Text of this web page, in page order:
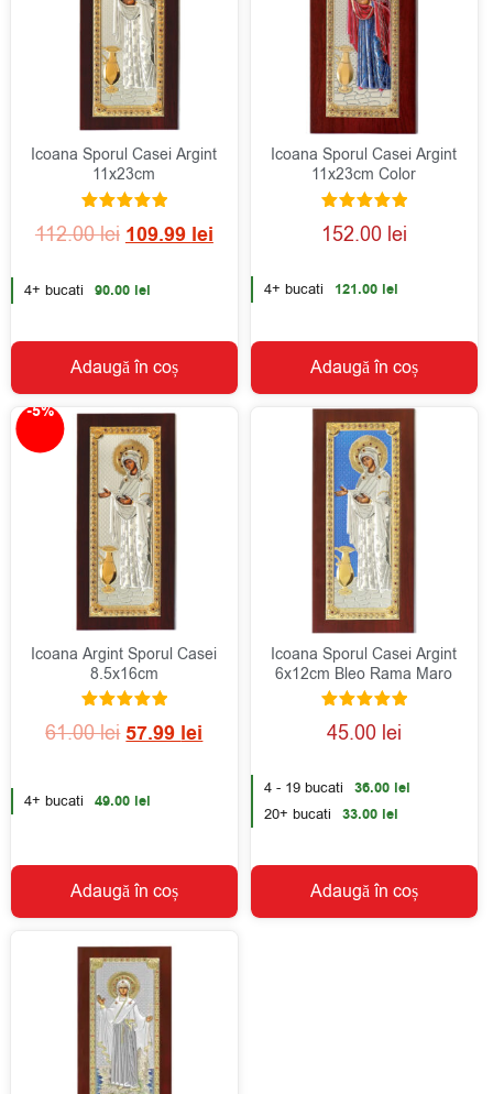
Icoana Sporul Casei Argint
11x23cm
Evaluat la
5.00
112.00lei 109.99 lei
4+ bucati 90.00 lei
Adaugă în coș
Icoana Sporul Casei Argint
11x23cm Color
Evaluat la
5.00
152.00 lei
4+ bucati 121.00 lei
Adaugă în coș
-5%
Icoana Argint Sporul Casei
8.5x16cm
Evaluat la
4.98
61.00lei 57.99 lei
4+ bucati 49.00 lei
Adaugă în coș
Icoana Sporul Casei Argint
6x12cm Bleo Rama Maro
Evaluat la
5.00
45.00 lei
4 - 19 bucati 36.00 lei
20+ bucati 33.00 lei
Adaugă în coș